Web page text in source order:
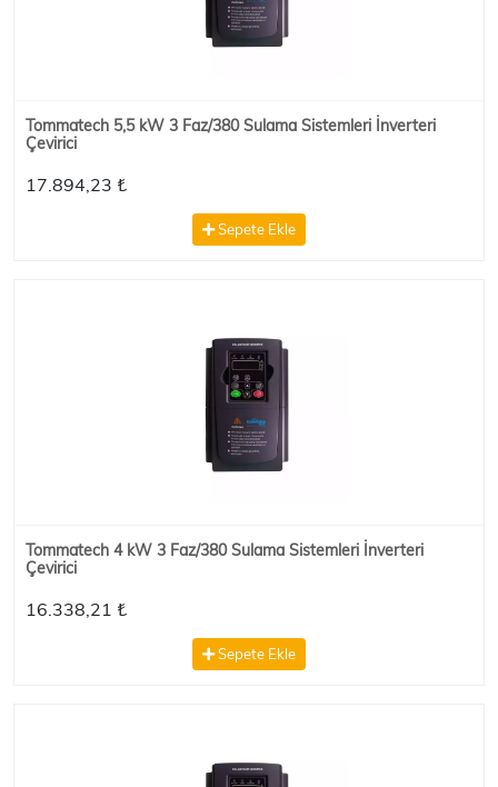
Tommatech 5,5 kW 3 Faz/380 Sulama Sistemleri İnverteri
Çevirici
17.894,23 ₺
Sepete Ekle
Tommatech 4 kW 3 Faz/380 Sulama Sistemleri İnverteri
Çevirici
16.338,21 ₺
Sepete Ekle